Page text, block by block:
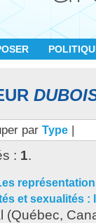
par Type |
: 1.
et sexualités :
(Québec,